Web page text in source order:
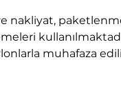
muhafaza